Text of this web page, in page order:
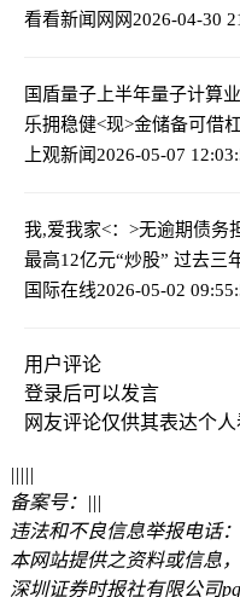
看看新闻网网2026-04-30
国盾量子上半年量子计算
乐拥稳健<现>金储备可借
上观新闻2026-05-07
我,爱我家<：>无逾期债务
最高12亿元“炒股” 过去三
国际在线2026-05-02
用户评论
登录后可以发言
网友评论仅供其表达个
|||||
备案号： |||
违法和不良信息举报电话：
本网站提供之资料或信息
深圳证券时报社有限公司